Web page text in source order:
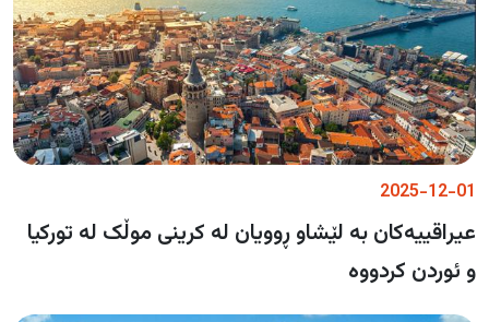
2025-12-01
عیراقییەکان بە لێشاو ڕوویان لە کرینی موڵک لە تورکیا
و ئوردن کردووە